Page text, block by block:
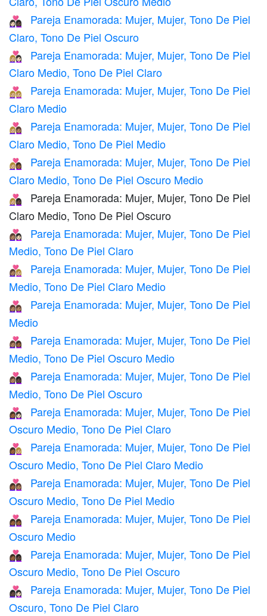
👩🏻‍❤️‍👩🏿
Pareja Enamorada: Mujer, Mujer, Tono De Piel
Claro, Tono De Piel Oscuro
👩🏼‍❤️‍👩🏻
Pareja Enamorada: Mujer, Mujer, Tono De Piel
Claro Medio, Tono De Piel Claro
👩🏼‍❤️‍👩🏼
Pareja Enamorada: Mujer, Mujer, Tono De Piel
Claro Medio
👩🏼‍❤️‍👩🏽
Pareja Enamorada: Mujer, Mujer, Tono De Piel
Claro Medio, Tono De Piel Medio
👩🏼‍❤️‍👩🏾
Pareja Enamorada: Mujer, Mujer, Tono De Piel
Claro Medio, Tono De Piel Oscuro Medio
👩🏼‍❤️‍👩🏿
Pareja Enamorada: Mujer, Mujer, Tono De Piel
Claro Medio, Tono De Piel Oscuro
👩🏽‍❤️‍👩🏻
Pareja Enamorada: Mujer, Mujer, Tono De Piel
Medio, Tono De Piel Claro
👩🏽‍❤️‍👩🏼
Pareja Enamorada: Mujer, Mujer, Tono De Piel
Medio, Tono De Piel Claro Medio
👩🏽‍❤️‍👩🏽
Pareja Enamorada: Mujer, Mujer, Tono De Piel
Medio
👩🏽‍❤️‍👩🏾
Pareja Enamorada: Mujer, Mujer, Tono De Piel
Medio, Tono De Piel Oscuro Medio
👩🏽‍❤️‍👩🏿
Pareja Enamorada: Mujer, Mujer, Tono De Piel
Medio, Tono De Piel Oscuro
👩🏾‍❤️‍👩🏻
Pareja Enamorada: Mujer, Mujer, Tono De Piel
Oscuro Medio, Tono De Piel Claro
👩🏾‍❤️‍👩🏼
Pareja Enamorada: Mujer, Mujer, Tono De Piel
Oscuro Medio, Tono De Piel Claro Medio
👩🏾‍❤️‍👩🏽
Pareja Enamorada: Mujer, Mujer, Tono De Piel
Oscuro Medio, Tono De Piel Medio
👩🏾‍❤️‍👩🏾
Pareja Enamorada: Mujer, Mujer, Tono De Piel
Oscuro Medio
👩🏾‍❤️‍👩🏿
Pareja Enamorada: Mujer, Mujer, Tono De Piel
Oscuro Medio, Tono De Piel Oscuro
👩🏿‍❤️‍👩🏻
Pareja Enamorada: Mujer, Mujer, Tono De Piel
Oscuro, Tono De Piel Claro